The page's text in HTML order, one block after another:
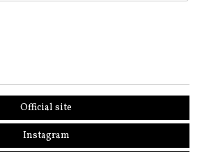
Official site
Instagram